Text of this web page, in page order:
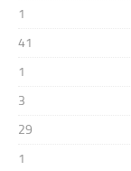
1
41
1
3
29
1